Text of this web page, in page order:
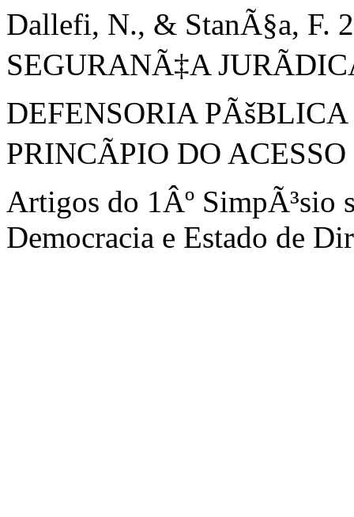
Dallefi, N., & StanÃ§a, F.
SEGURANÃ‡A
DEFENSORIA
PRINCÃPIO DO
Artigos do 1Âº SimpÃ³sio
Democracia e Estado de